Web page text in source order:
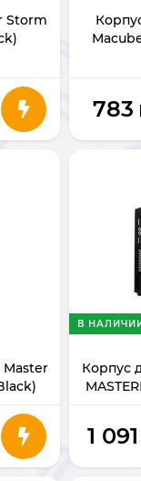
Storm
783
Корпус
В
1 091